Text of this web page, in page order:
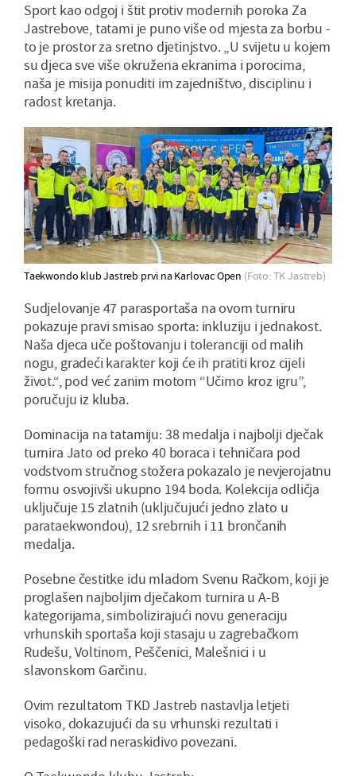
Sport kao odgoj i štit protiv modernih poroka Za
Jastrebove, tatami je puno više od mjesta za borbu -
to je prostor za sretno djetinjstvo. „U svijetu u kojem
su djeca sve više okružena ekranima i porocima,
naša je misija ponuditi im zajedništvo, disciplinu i
radost kretanja.
Taekwondo klub Jastreb prvi na Karlovac Open (Foto: TK Jastreb)
Sudjelovanje 47 parasportaša na ovom turniru
pokazuje pravi smisao sporta: inkluziju i jednakost.
Naša djeca uče poštovanju i toleranciji od malih
nogu, gradeći karakter koji će ih pratiti kroz cijeli
život.“, pod već zanim motom “Učimo kroz igru”,
poručuju iz kluba.
Dominacija na tatamiju: 38 medalja i najbolji dječak
turnira Jato od preko 40 boraca i tehničara pod
vodstvom stručnog stožera pokazalo je nevjerojatnu
formu osvojivši ukupno 194 boda. Kolekcija odličja
uključuje 15 zlatnih (uključujući jedno zlato u
parataekwondou), 12 srebrnih i 11 brončanih
medalja.
Posebne čestitke idu mladom Svenu Račkom, koji je
proglašen najboljim dječakom turnira u A-B
kategorijama, simbolizirajući novu generaciju
vrhunskih sportaša koji stasaju u zagrebačkom
Rudešu, Voltinom, Peščenici, Malešnici i u
slavonskom Garčinu.
Ovim rezultatom TKD Jastreb nastavlja letjeti
visoko, dokazujući da su vrhunski rezultati i
pedagoški rad neraskidivo povezani.